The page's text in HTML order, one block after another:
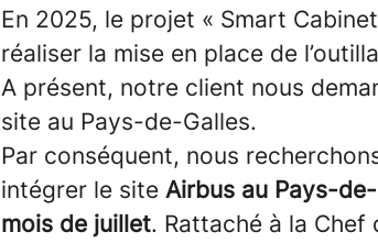
En 2025, le projet « Smart
réaliser la mise en place de
A présent, notre client nous
site au Pays-de-Galles.
Par conséquent, nous
intégrer le site Airbus au Pays-
mois de juillet. Rattaché à la